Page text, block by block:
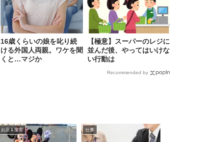
16歳くらいの娘を叱り続
ける外国人両親。ワケを聞
くと…マジか
【極意】スーパーのレジに
並んだ後、やってはいけな
い行動は
Recommended by
お店＆接客 仕事